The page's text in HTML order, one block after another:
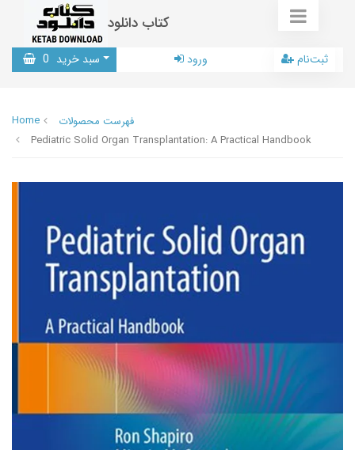
کتاب دانلود
سبد خرید 0 ورود ثبت‌نام
Home
فهرست محصولات
Pediatric Solid Organ Transplantation: A Practical Handbook